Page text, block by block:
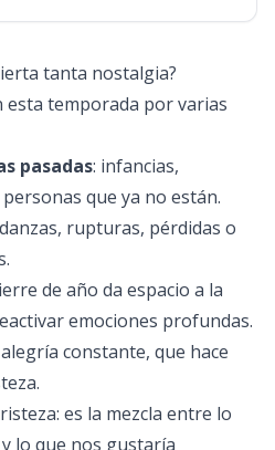
tanta nostalgia?
esta temporada por varias
pasadas: infancias,
que ya no están.
rupturas, pérdidas o
de año da espacio a la
emociones profundas.
constante, que hace
es la mezcla entre lo
lo que nos gustaría